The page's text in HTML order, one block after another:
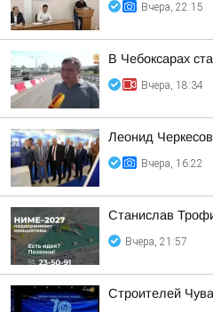
Вчера, 22:15
В Чебоксарах
Вчера, 18:34
Леонид
Вчера, 16:22
Станислав
Вчера, 21:57
Строителей